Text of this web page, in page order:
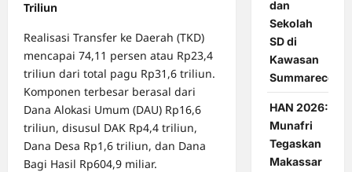
Triliun
Realisasi Transfer ke Daerah (TKD)
mencapai 74,11 persen atau Rp23,4
triliun dari total pagu Rp31,6 triliun.
Komponen terbesar berasal dari
Dana Alokasi Umum (DAU) Rp16,6
triliun, disusul DAK Rp4,4 triliun,
Dana Desa Rp1,6 triliun, dan Dana
Bagi Hasil Rp604,9 miliar.
dan
Sekolah
SD di
Kawasan
Summarecon
HAN 2026:
Munafri
Tegaskan
Makassar